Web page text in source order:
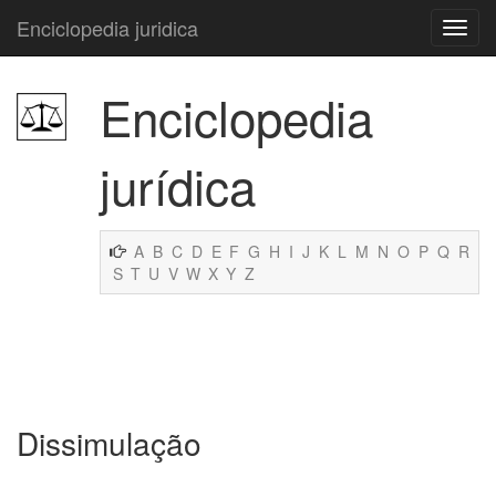
Enciclopedia juridica
Enciclopedia
jurídica
A B C D E F G H I J K L M N O P Q R
S T U V W X Y Z
Dissimulação